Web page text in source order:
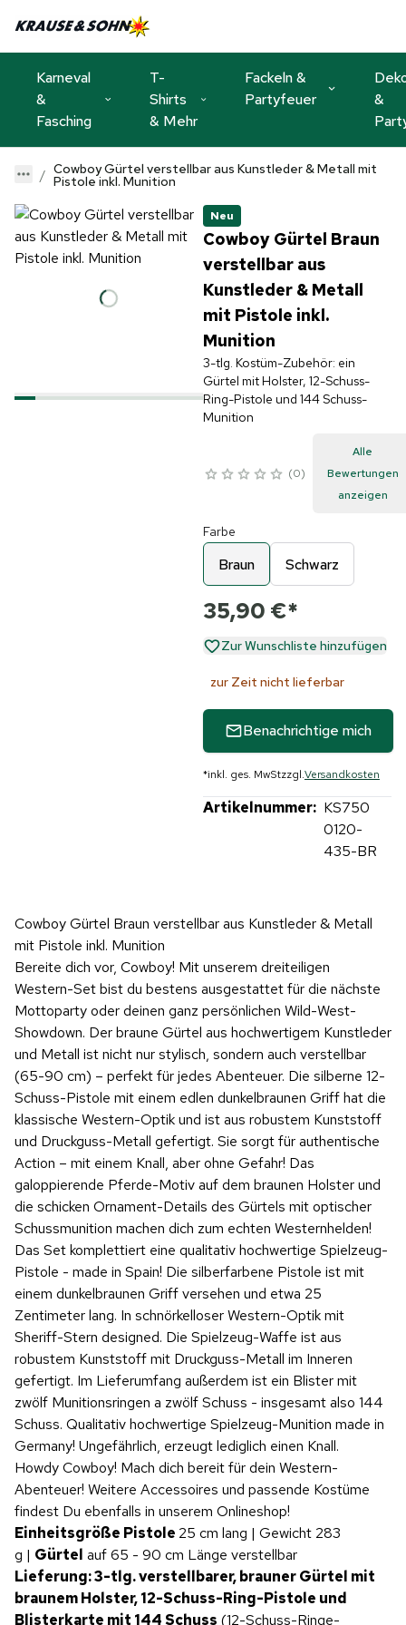
Karneval
&
Fasching
T-
Shirts
& Mehr
Fackeln &
Partyfeuer
&
Cowboy Gürtel verstellbar aus Kunstleder & Metall mit
Pistole inkl. Munition
Neu
Cowboy Gürtel Braun
verstellbar aus
Kunstleder & Metall
mit Pistole inkl.
Munition
3-tlg. Kostüm-Zubehör: ein
Gürtel mit Holster, 12-Schuss-
Ring-Pistole und 144 Schuss-
Munition
0
Alle
Bewertungen
anzeigen
Farbe
Braun Schwarz
35,90 €*
Zur Wunschliste hinzufügen
zur Zeit nicht lieferbar
Benachrichtige mich
*inkl. ges. MwStzzgl.Versandkosten
Artikelnummer: KS750
0120-
435-BR
Cowboy Gürtel Braun verstellbar aus Kunstleder & Metall
mit Pistole inkl. Munition
Bereite dich vor, Cowboy! Mit unserem dreiteiligen
Western-Set bist du bestens ausgestattet für die nächste
Mottoparty oder deinen ganz persönlichen Wild-West-
Showdown. Der braune Gürtel aus hochwertigem Kunstleder
und Metall ist nicht nur stylisch, sondern auch verstellbar
(65-90 cm) – perfekt für jedes Abenteuer. Die silberne 12-
Schuss-Pistole mit einem edlen dunkelbraunen Griff hat die
klassische Western-Optik und ist aus robustem Kunststoff
und Druckguss-Metall gefertigt. Sie sorgt für authentische
Action – mit einem Knall, aber ohne Gefahr! Das
galoppierende Pferde-Motiv auf dem braunen Holster und
die schicken Ornament-Details des Gürtels mit optischer
Schussmunition machen dich zum echten Westernhelden!
Das Set komplettiert eine qualitativ hochwertige Spielzeug-
Pistole - made in Spain! Die silberfarbene Pistole ist mit
einem dunkelbraunen Griff versehen und etwa 25
Zentimeter lang. In schnörkelloser Western-Optik mit
Sheriff-Stern designed. Die Spielzeug-Waffe ist aus
robustem Kunststoff mit Druckguss-Metall im Inneren
gefertigt. Im Lieferumfang außerdem ist ein Blister mit
zwölf Munitionsringen a zwölf Schuss - insgesamt also 144
Schuss. Qualitativ hochwertige Spielzeug-Munition made in
Germany! Ungefährlich, erzeugt lediglich einen Knall.
Howdy Cowboy! Mach dich bereit für dein Western-
Abenteuer! Weitere Accessoires und passende Kostüme
findest Du ebenfalls in unserem Onlineshop!
Einheitsgröße Pistole 25 cm lang | Gewicht 283
g | Gürtel auf 65 - 90 cm Länge verstellbar
Lieferung: 3-tlg. verstellbarer, brauner Gürtel mit
braunem Holster, 12-Schuss-Ring-Pistole und
Blisterkarte mit 144 Schuss (12-Schuss-Ringe-